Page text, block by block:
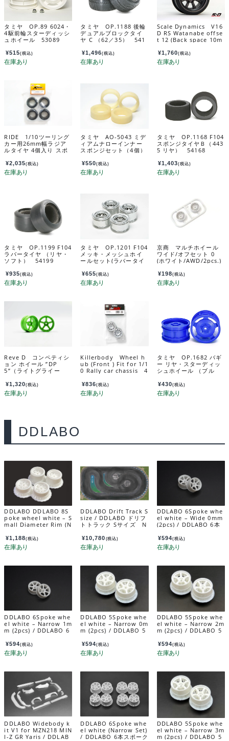
タミヤ OP.89 6024・
4駆前輪スターディッシ
ュホイール 53089
¥515(税込)
タミヤ OP.1188 後輪
デュアルブロックタイ
ヤ C （62／35） 541
¥1,496(税込)
Scale Dynamics V16
D RS Watanabe offse
t 12 (Back space 10m
c) 10154
¥1,760(税込)
RIDE 1/10ツーリング
カー用26mm幅ラジア
ルタイヤ 4個入り スポ
¥2,035(税込)
タミヤ AO-5043 ミデ
ィアムナローインナー
スポンジセット（4個）
¥550(税込)
タミヤ OP.1168 F104
スポンジタイヤＢ（443
5 リヤ） 54168
¥1,403(税込)
タミヤ OP.1199 F104
ラバータイヤ （リヤ・
ソフト） 54199
¥935(税込)
タミヤ OP.1201 F104
メッキ・メッシュホイ
ールセット(ラバータイ
¥655(税込)
京商 マルチホイール
ワイド/オフセット 0
(ホワイト/AWD/2pcs.)
¥198(税込)
Reve D コンペティシ
ョン ホイール ”DP
5”（ライトグライー
W-DP5G6
¥1,320(税込)
Killerbody Wheel h
ub (Front ) Fit for 1/1
0 Rally car chassis 4
¥836(税込)
タミヤ OP.1682 バギ
ー リヤ・スターディッ
シュホイール （ブル
¥430(税込)
DDLABO
DDLABO DDLABO 8S
poke wheel white – S
mall Diameter Rim (N
DLABO 8本スポークホ
イール白 小径リム (ナ
ロー / ワイドセット)
¥1,188(税込)
DDLABO Drift Track S
size / DDLABO ドリフ
トトラック Sサイズ N
¥10,780 (税込)
DDLABO 6Spoke whe
el white – Wide 0mm
(2pcs) / DDLABO 6本
ワイド0ｍｍ (2pcs) D
DL-WR002W-W0
¥594(税込)
DDLABO 6Spoke whe
el white – Narrow 1m
m (2pcs) / DDLABO 6
白 ナロー1ｍｍ (2pcs)
DDL-WR002W-N1
¥594(税込)
DDLABO 5Spoke whe
el white – Narrow 0m
m (2pcs) / DDLABO 5
白 ナロー0ｍｍ (2pcs)
DDL-WR001W-N0
¥594(税込)
DDLABO 5Spoke whe
el white – Narrow 2m
m (2pcs) / DDLABO 5
白 ナロー2ｍｍ (2pcs)
DDL-WR001W-N2
¥594(税込)
DDLABO Widebody k
it V1 for MZN218 MIN
I-Z GR Yaris / DDLAB
DDLABO 6Spoke whe
el white (Narrow Set)
/ DDLABO 6本スポーク
DDLABO 5Spoke whe
el white – Narrow 3m
m (2pcs) / DDLABO 5